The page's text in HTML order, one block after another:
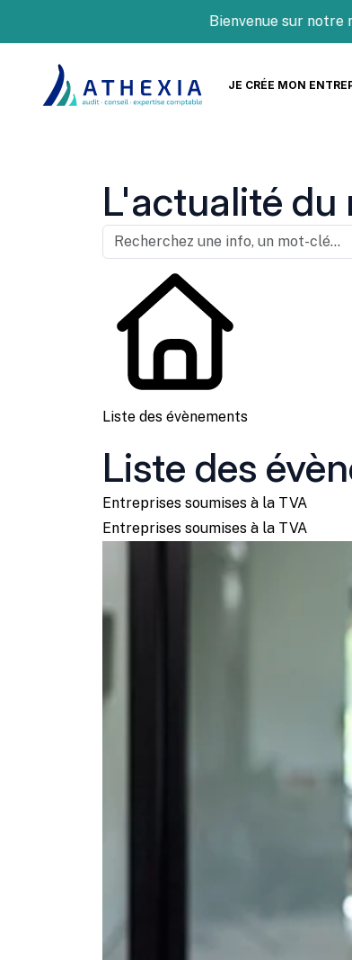
Bienvenue sur notre
JE CRÉE MON
L'actualité du
Liste des évènements
Liste des
Entreprises soumises à la TVA
Entreprises soumises à la TVA